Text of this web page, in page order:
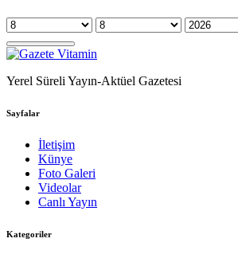
Yerel Süreli Yayın-Aktüel Gazetesi
Sayfalar
İletişim
Künye
Foto Galeri
Videolar
Canlı Yayın
Kategoriler